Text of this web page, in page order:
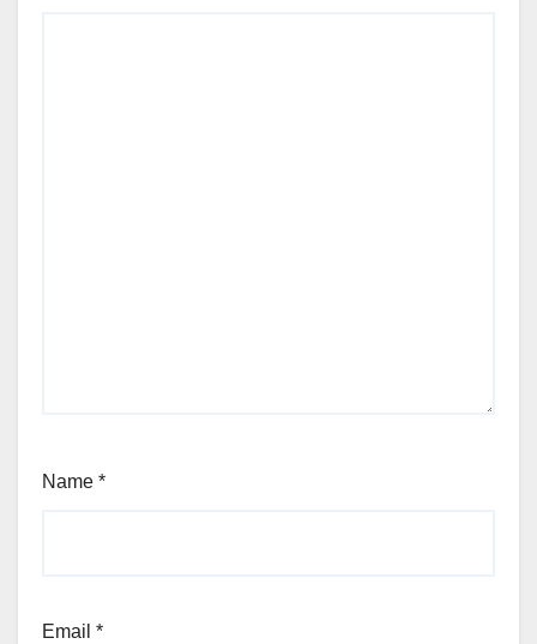
Name *
Email *